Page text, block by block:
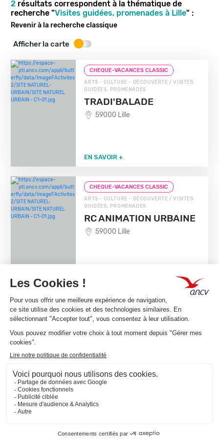
2 résultats correspondent à la thématique de
recherche "Visites guidées, promenades à Lille" :
Revenir à la recherche classique
Afficher la carte
CHEQUE-VACANCES CLASSIC
ARTS - CULTURE - DÉCOUVERTE / VISITES
GUIDÉES, PROMENADES
TRADI'BALADE
59000 Lille
EN SAVOIR +
CHEQUE-VACANCES CLASSIC
ARTS - CULTURE - DÉCOUVERTE / VISITES
GUIDÉES, PROMENADES
RC ANIMATION URBAINE
59000 Lille
Team Classic,
Connect ou
les deux ?